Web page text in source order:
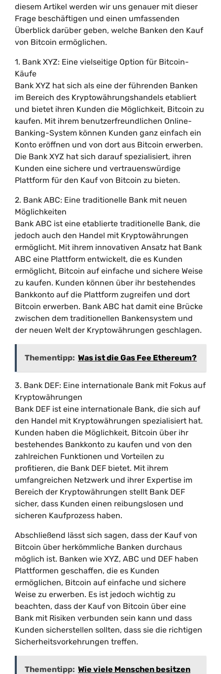
diesem Artikel werden wir uns genauer mit dieser
Frage beschäftigen und einen umfassenden
Überblick darüber geben, welche Banken den Kauf
von Bitcoin ermöglichen.
1. Bank XYZ: Eine vielseitige Option für Bitcoin-
Käufe
Bank XYZ hat sich als eine der führenden Banken
im Bereich des Kryptowährungshandels etabliert
und bietet ihren Kunden die Möglichkeit, Bitcoin zu
kaufen. Mit ihrem benutzerfreundlichen Online-
Banking-System können Kunden ganz einfach ein
Konto eröffnen und von dort aus Bitcoin erwerben.
Die Bank XYZ hat sich darauf spezialisiert, ihren
Kunden eine sichere und vertrauenswürdige
Plattform für den Kauf von Bitcoin zu bieten.
2. Bank ABC: Eine traditionelle Bank mit neuen
Möglichkeiten
Bank ABC ist eine etablierte traditionelle Bank, die
jedoch auch den Handel mit Kryptowährungen
ermöglicht. Mit ihrem innovativen Ansatz hat Bank
ABC eine Plattform entwickelt, die es Kunden
ermöglicht, Bitcoin auf einfache und sichere Weise
zu kaufen. Kunden können über ihr bestehendes
Bankkonto auf die Plattform zugreifen und dort
Bitcoin erwerben. Bank ABC hat damit eine Brücke
zwischen dem traditionellen Bankensystem und
der neuen Welt der Kryptowährungen geschlagen.
Thementipp: Was ist die Gas Fee Ethereum?
3. Bank DEF: Eine internationale Bank mit Fokus auf
Kryptowährungen
Bank DEF ist eine internationale Bank, die sich auf
den Handel mit Kryptowährungen spezialisiert hat.
Kunden haben die Möglichkeit, Bitcoin über ihr
bestehendes Bankkonto zu kaufen und von den
zahlreichen Funktionen und Vorteilen zu
profitieren, die Bank DEF bietet. Mit ihrem
umfangreichen Netzwerk und ihrer Expertise im
Bereich der Kryptowährungen stellt Bank DEF
sicher, dass Kunden einen reibungslosen und
sicheren Kaufprozess haben.
Abschließend lässt sich sagen, dass der Kauf von
Bitcoin über herkömmliche Banken durchaus
möglich ist. Banken wie XYZ, ABC und DEF haben
Plattformen geschaffen, die es Kunden
ermöglichen, Bitcoin auf einfache und sichere
Weise zu erwerben. Es ist jedoch wichtig zu
beachten, dass der Kauf von Bitcoin über eine
Bank mit Risiken verbunden sein kann und dass
Kunden sicherstellen sollten, dass sie die richtigen
Sicherheitsvorkehrungen treffen.
Thementipp: Wie viele Menschen besitzen